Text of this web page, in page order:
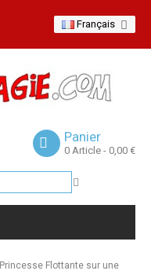
Français
Panier
0 Article - 0,00 €
Princesse Flottante sur une